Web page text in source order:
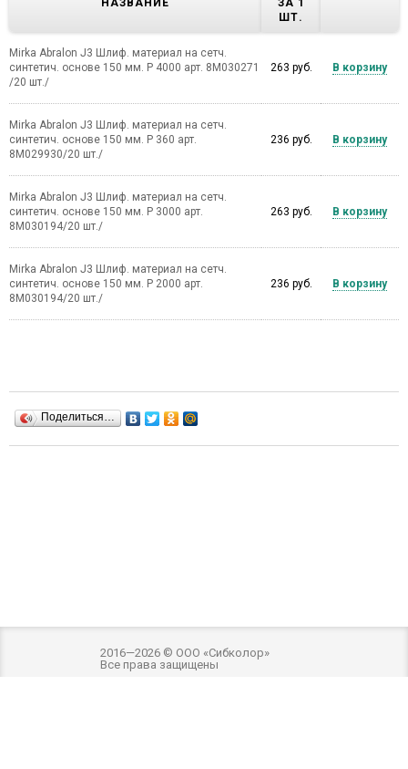
НАЗВАНИЕ
ЗА 1
ШТ.
Mirka Abralon J3 Шлиф. материал на сетч.
синтетич. основе 150 мм. Р 4000 арт. 8M030271
/20 шт./
263 руб. В корзину
Mirka Abralon J3 Шлиф. материал на сетч.
синтетич. основе 150 мм. Р 360 арт.
8M029930/20 шт./
236 руб. В корзину
Mirka Abralon J3 Шлиф. материал на сетч.
синтетич. основе 150 мм. Р 3000 арт.
8M030194/20 шт./
263 руб. В корзину
Mirka Abralon J3 Шлиф. материал на сетч.
синтетич. основе 150 мм. Р 2000 арт.
8M030194/20 шт./
236 руб. В корзину
Поделиться…
2016—2026 © ООО «Сибколор»
Все права защищены